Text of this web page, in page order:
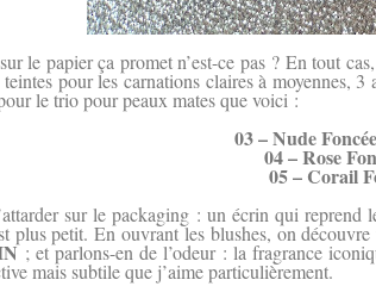
le papier ça promet n’est-ce pas ? En tout
pour les carnations claires à moyennes,
le trio pour peaux mates que voici :
03 – Nude Foncée
04 – Rose
05 – Corail
sur le packaging : un écrin qui reprend
plus petit. En ouvrant les blushes, on
; et parlons-en de l’odeur : la fragrance
mais subtile que j’aime particulièrement.